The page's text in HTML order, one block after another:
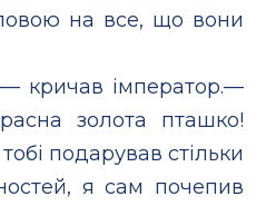
на все, що вони
кричав імператор.—
золота пташко!
подарував стільки
я сам почепив